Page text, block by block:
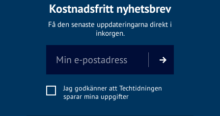
Kostnadsfritt nyhetsbrev
Få den senaste uppdateringarna direkt i
inkorgen.
Jag godkänner att Techtidningen
sparar mina uppgifter